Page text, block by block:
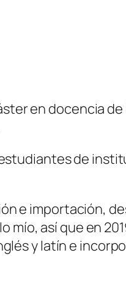
en docencia
de
e importación,
mío, así que en
y latín e